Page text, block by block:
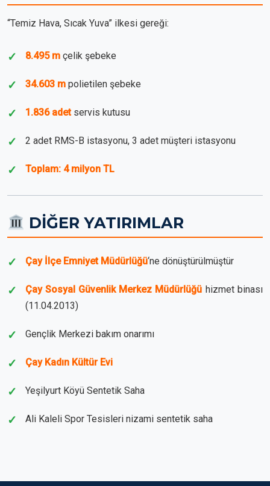
“Temiz Hava, Sıcak Yuva” ilkesi gereği:
8.495 m çelik şebeke
34.603 m polietilen şebeke
1.836 adetservis kutusu
2 adet RMS-B istasyonu, 3 adet müşteri istasyonu
Toplam: 4 milyon TL
DİĞER YATIRIMLAR
Çay İlçe Emniyet Müdürlüğü‘ne dönüştürülmüştür
Çay Sosyal Güvenlik Merkez Müdürlüğü hizmet binası
(11.04.2013)
Gençlik Merkezi bakım onarımı
Çay Kadın Kültür Evi
Yeşilyurt Köyü Sentetik Saha
Ali Kaleli Spor Tesisleri nizami sentetik saha